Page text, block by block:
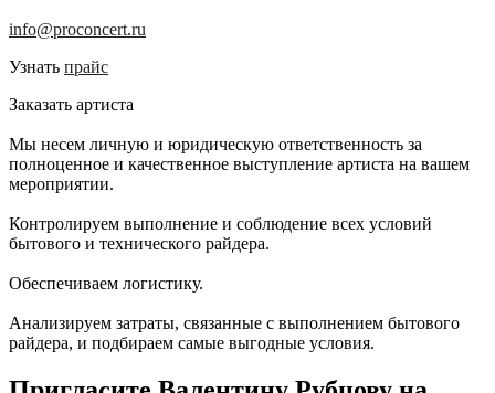
info@proconcert.ru
Узнать прайс
Заказать артиста
Мы несем личную и юридическую ответственность за
полноценное и качественное выступление артиста на вашем
мероприятии.
Контролируем выполнение и соблюдение всех условий
бытового и технического райдера.
Обеспечиваем логистику.
Анализируем затраты, связанные с выполнением бытового
райдера, и подбираем самые выгодные условия.